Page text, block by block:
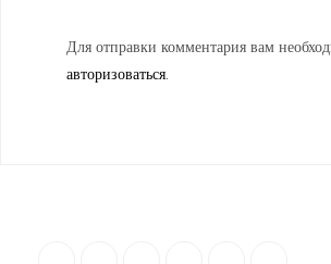
Для отправки комментария вам
авторизоваться.